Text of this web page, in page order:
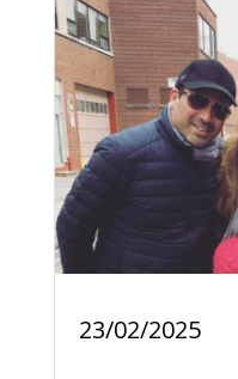
23/02/2025